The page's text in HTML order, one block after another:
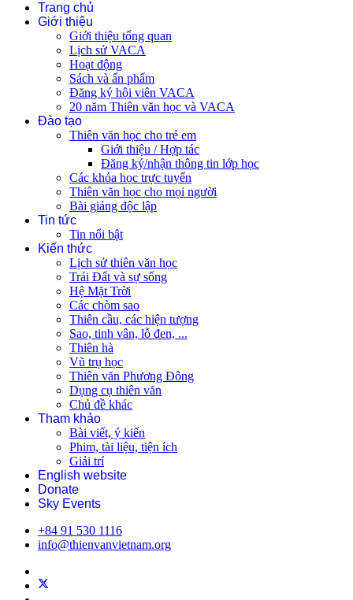
Trang chủ
Giới thiệu
Giới thiệu tổng quan
Lịch sử VACA
Hoạt động
Sách và ấn phẩm
Đăng ký hội viên VACA
20 năm Thiên văn học và VACA
Đào tạo
Thiên văn học cho trẻ em
Giới thiệu / Hợp tác
Đăng ký/nhận thông tin lớp học
Các khóa học trực tuyến
Thiên văn học cho mọi người
Bài giảng độc lập
Tin tức
Tin nổi bật
Kiến thức
Lịch sử thiên văn học
Trái Đất và sự sống
Hệ Mặt Trời
Các chòm sao
Thiên cầu, các hiện tượng
Sao, tinh vân, lỗ đen, ...
Thiên hà
Vũ trụ học
Thiên văn Phương Đông
Dụng cụ thiên văn
Chủ đề khác
Tham khảo
Bài viết, ý kiến
Phim, tài liệu, tiện ích
Giải trí
English website
Donate
Sky Events
+84 91 530 1116
info@thienvanvietnam.org